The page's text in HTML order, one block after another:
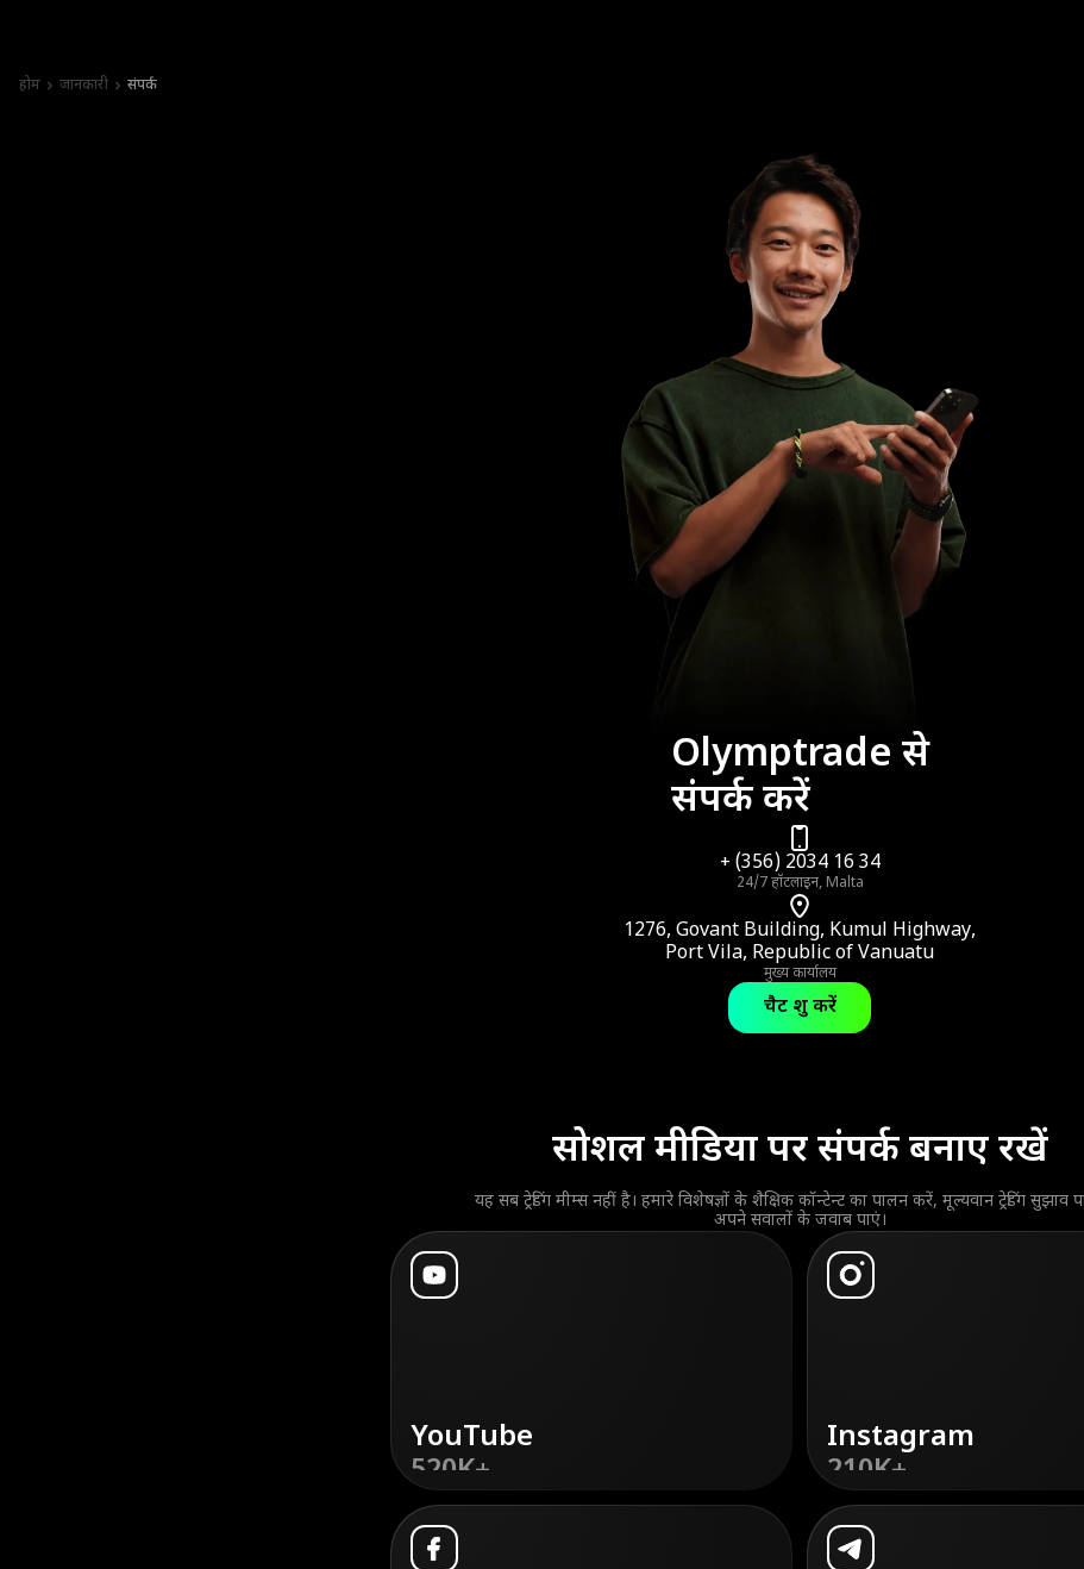
होम जानकारी संपर्क
Olymptrade से
संपर्क करें
+ (356) 2034 16 34
24/7 हॉटलाइन, Malta
1276, Govant Building, Kumul Highway,
Port Vila, Republic of Vanuatu
मुख्य कार्यालय
चैट शुरू करें
सोशल मीडिया पर संपर्क बनाए रखें
यह सब ट्रेडिंग मीम्स नहीं है। हमारे विशेषज्ञों के शैक्षिक कॉन्टेन्ट का पालन करें, मूल्यवान ट्रेडिंग सुझाव
अपने सवालों के जवाब पाएं।
YouTube
520K+
डिस्कवरकरें
Instagram
210K+
डिस्कवरकरें